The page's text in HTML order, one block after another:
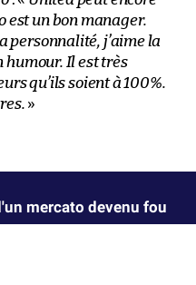
est un bon manager.
personnalité, j’aime la
humour. Il est très
qu’ils soient à 100%.
»
mercato devenu fou